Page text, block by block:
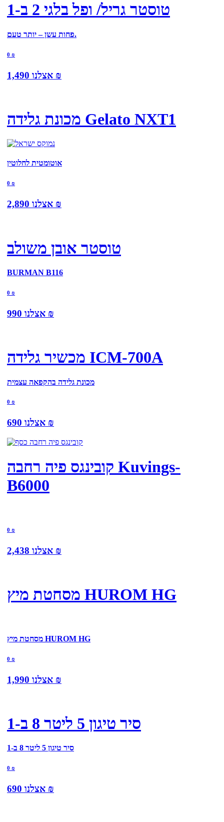
טוסטר גריל/ ופל בלגי 2 ב-1
פחות עשן – יותר טעם.
0 ₪
אצלנו 1,490 ₪
מכונת גלידה Gelato NXT1
אוטומטית לחלוטין
0 ₪
אצלנו 2,890 ₪
טוסטר אובן משולב
BURMAN B116
0 ₪
אצלנו 990 ₪
מכשיר גלידה ICM-700A
מכונת גלידה בהקפאה עצמית
0 ₪
אצלנו 690 ₪
קובינגס פיה רחבה Kuvings-
B6000
0 ₪
אצלנו 2,438 ₪
מסחטת מיץ HUROM HG
מסחטת מיץ HUROM HG
0 ₪
אצלנו 1,990 ₪
סיר טיגון 5 ליטר 8 ב-1
סיר טיגון 5 ליטר 8 ב-1
0 ₪
אצלנו 690 ₪